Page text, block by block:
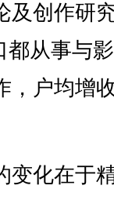
及创作研
都从事与
，户均增
化在于